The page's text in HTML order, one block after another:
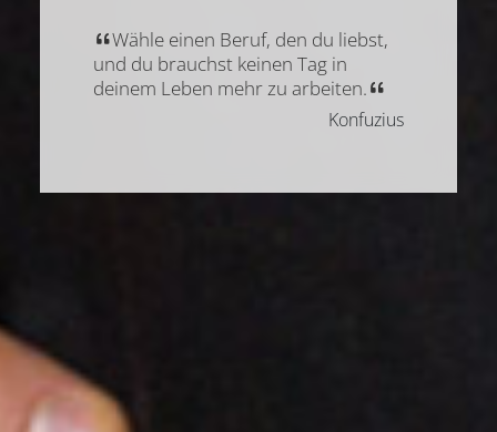
Wähle einen Beruf, den du liebst,
und du brauchst keinen Tag in
deinem Leben mehr zu arbeiten.
Konfuzius